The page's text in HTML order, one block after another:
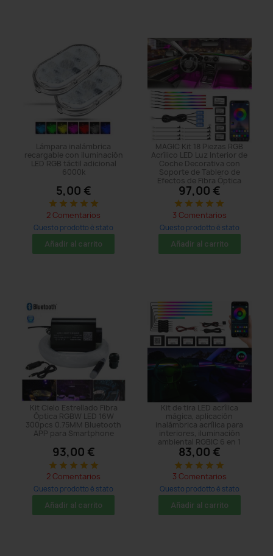
Lámpara inalámbrica
recargable con iluminación
LED RGB táctil adicional
6000k
5,00 €
star star star star star
2 Comentarios
Questo prodotto è stato
acquistato: 152 times
Añadir al carrito
MAGIC Kit 18 Piezas RGB
Acrílico LED Luz Interior de
Coche Decorativa con
Soporte de Tablero de
Efectos de Fibra Óptica
97,00 €
star star star star star
3 Comentarios
Questo prodotto è stato
acquistato: 374 times
Añadir al carrito
Kit Cielo Estrellado Fibra
Óptica RGBW LED 16W
300pcs 0.75MM Bluetooth
APP para Smartphone
93,00 €
star star star star star
2 Comentarios
Questo prodotto è stato
acquistato: 41 times
Añadir al carrito
Kit de tira LED acrílica
mágica, aplicación
inalámbrica acrílica para
interiores, iluminación
ambiental RGBIC 6 en 1
83,00 €
star star star star star
3 Comentarios
Questo prodotto è stato
acquistato: 47 times
Añadir al carrito